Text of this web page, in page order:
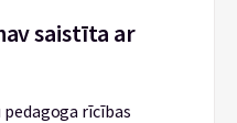
saistīta ar
rīcības